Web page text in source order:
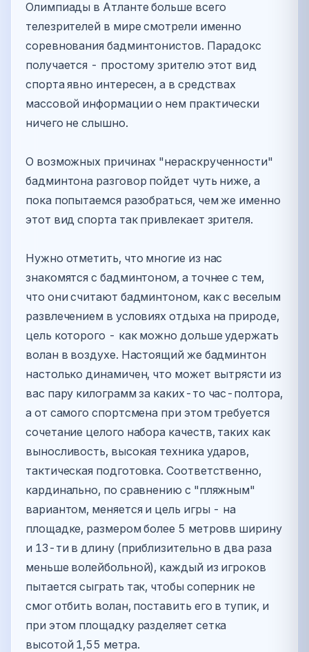
Олимпиады в Атланте больше всего
телезрителей в мире смотрели именно
соревнования бадминтонистов. Парадокс
получается - простому зрителю этот вид
спорта явно интересен, а в средствах
массовой информации о нем практически
ничего не слышно.
О возможных причинах "нераскрученности"
бадминтона разговор пойдет чуть ниже, а
пока попытаемся разобраться, чем же именно
этот вид спорта так привлекает зрителя.
Нужно отметить, что многие из нас
знакомятся с бадминтоном, а точнее с тем,
что они считают бадминтоном, как с веселым
развлечением в условиях отдыха на природе,
цель которого - как можно дольше удержать
волан в воздухе. Настоящий же бадминтон
настолько динамичен, что может вытрясти из
вас пару килограмм за каких-то час-полтора,
а от самого спортсмена при этом требуется
сочетание целого набора качеств, таких как
выносливость, высокая техника ударов,
тактическая подготовка. Соответственно,
кардинально, по сравнению с "пляжным"
вариантом, меняется и цель игры - на
площадке, размером более 5 метровв ширину
и 13-ти в длину (приблизительно в два раза
меньше волейбольной), каждый из игроков
пытается сыграть так, чтобы соперник не
смог отбить волан, поставить его в тупик, и
при этом площадку разделяет сетка
высотой 1,55 метра.